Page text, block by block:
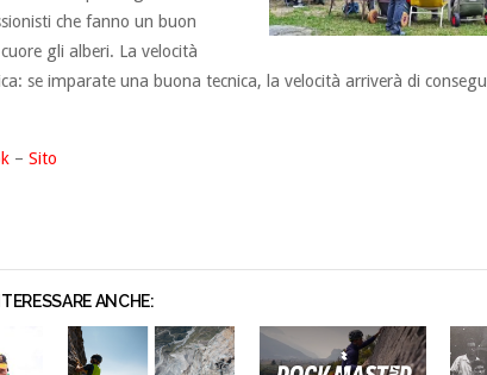
che fanno un buon
gli alberi. La velocità
se imparate una buona tecnica, la velocità arriverà di
– Sito
ANCHE: